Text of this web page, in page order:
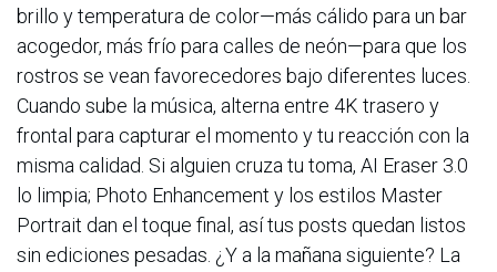
brillo y temperatura de color—más cálido para un bar
acogedor, más frío para calles de neón—para que los
rostros se vean favorecedores bajo diferentes luces.
Cuando sube la música, alterna entre 4K trasero y
frontal para capturar el momento y tu reacción con la
misma calidad. Si alguien cruza tu toma, AI Eraser 3.0
lo limpia; Photo Enhancement y los estilos Master
Portrait dan el toque final, así tus posts quedan listos
sin ediciones pesadas. ¿Y a la mañana siguiente? La